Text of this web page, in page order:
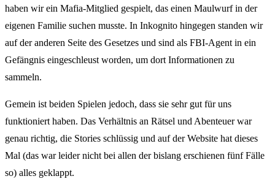
haben wir ein Mafia-Mitglied gespielt, das einen Maulwurf in der
eigenen Familie suchen musste. In Inkognito hingegen standen wir
auf der anderen Seite des Gesetzes und sind als FBI-Agent in ein
Gefängnis eingeschleust worden, um dort Informationen zu
sammeln.
Gemein ist beiden Spielen jedoch, dass sie sehr gut für uns
funktioniert haben. Das Verhältnis an Rätsel und Abenteuer war
genau richtig, die Stories schlüssig und auf der Website hat dieses
Mal (das war leider nicht bei allen der bislang erschienen fünf Fälle
so) alles geklappt.